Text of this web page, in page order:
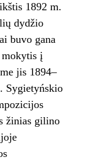
1892 m.
dydžio
buvo gana
mokytis į
jis 1894–
Sygietyńskio
žinias gilino